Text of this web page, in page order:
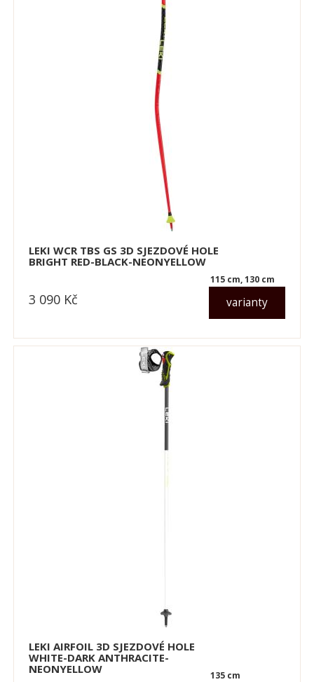
LEKI WCR TBS GS 3D SJEZDOVÉ HOLE
BRIGHT RED-BLACK-NEONYELLOW
varianty
115 cm, 130 cm
3 090 Kč
LEKI AIRFOIL 3D SJEZDOVÉ HOLE
WHITE-DARK ANTHRACITE-
NEONYELLOW
135 cm